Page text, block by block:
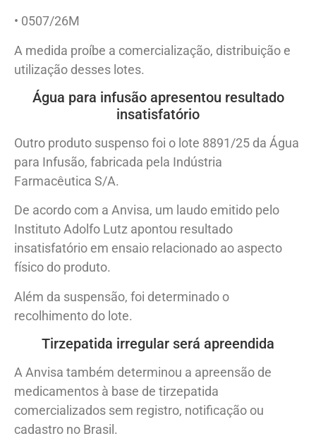
• 0507/26M
A medida proíbe a comercialização, distribuição e
utilização desses lotes.
Água para infusão apresentou resultado
insatisfatório
Outro produto suspenso foi o lote 8891/25 da Água
para Infusão, fabricada pela Indústria
Farmacêutica S/A.
De acordo com a Anvisa, um laudo emitido pelo
Instituto Adolfo Lutz apontou resultado
insatisfatório em ensaio relacionado ao aspecto
físico do produto.
Além da suspensão, foi determinado o
recolhimento do lote.
Tirzepatida irregular será apreendida
A Anvisa também determinou a apreensão de
medicamentos à base de tirzepatida
comercializados sem registro, notificação ou
cadastro no Brasil.